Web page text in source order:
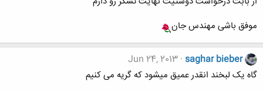
موفق باشی مهندس جان
saghar bieber
Jun 24, 2013
گاه یک لبخند انقدر عمیق میشود که گریه می کنیم